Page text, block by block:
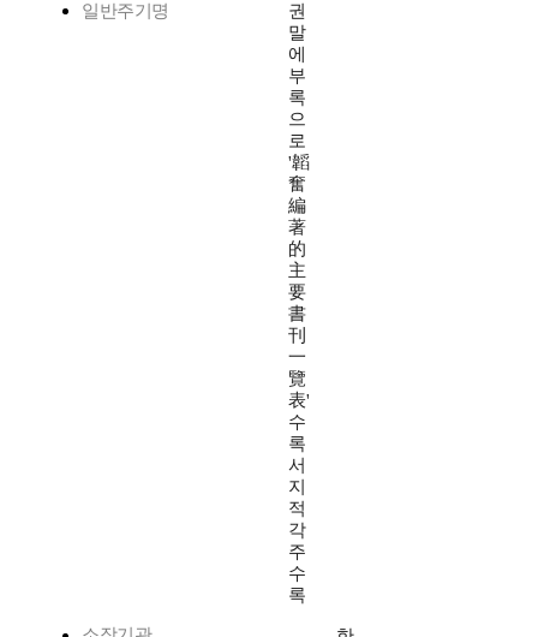
일반주기명
권
말
에
부
록
으
로
'韜
奮
編
著
的
主
要
書
刊
一
覽
表'
수
록
서
지
적
각
주
수
록